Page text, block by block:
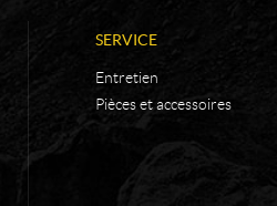
SERVICE
Entretien
Pièces et accessoires